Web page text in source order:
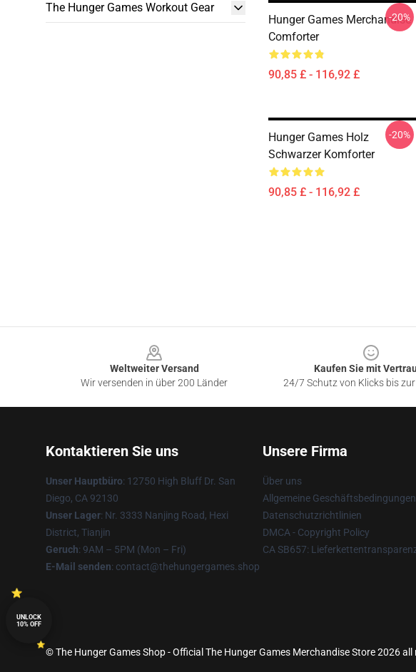
The Hunger Games Workout Gear
Hunger Games Merchandise
Comforter
90,85 £ - 116,92 £
-20%
Hunger Games Holz
Schwarzer Komforter
90,85 £ - 116,92 £
-20%
Weltweiter Versand
Wir versenden in über 200 Länder
Kaufen Sie mit
24/7 Schutz von Klicks bis
Kontaktieren Sie uns
Unser Hauptbüro: 12750 High Bluff Dr. San
Diego, CA 92130
Unser Lager: Nr. 3333 Nanjing Road, Hexi
District, Tianjin
Geruch: 9AM – 5PM (Mon – Fri)
E-Mail senden: contact@thehungergames.shop
Unsere Firma
Über uns
Allgemeine Geschäftsbedingungen
Datenschutzrichtlinien
DMCA - Copyright Policy
CA SB657:
© The Hunger Games Shop - Official The Hunger Games Merchandise Store 2026 all
UNLOCK
10% OFF